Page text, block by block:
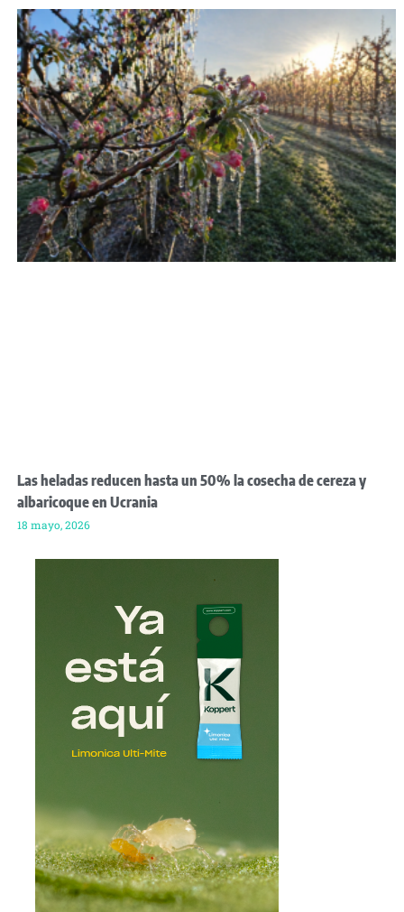
Las heladas reducen hasta un 50% la cosecha de cereza y
albaricoque en Ucrania
18 mayo, 2026